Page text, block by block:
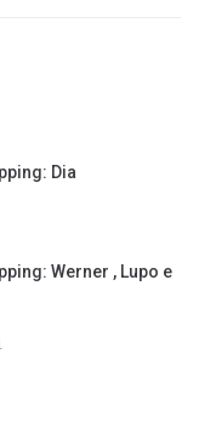
Dia
Werner , Lupo e